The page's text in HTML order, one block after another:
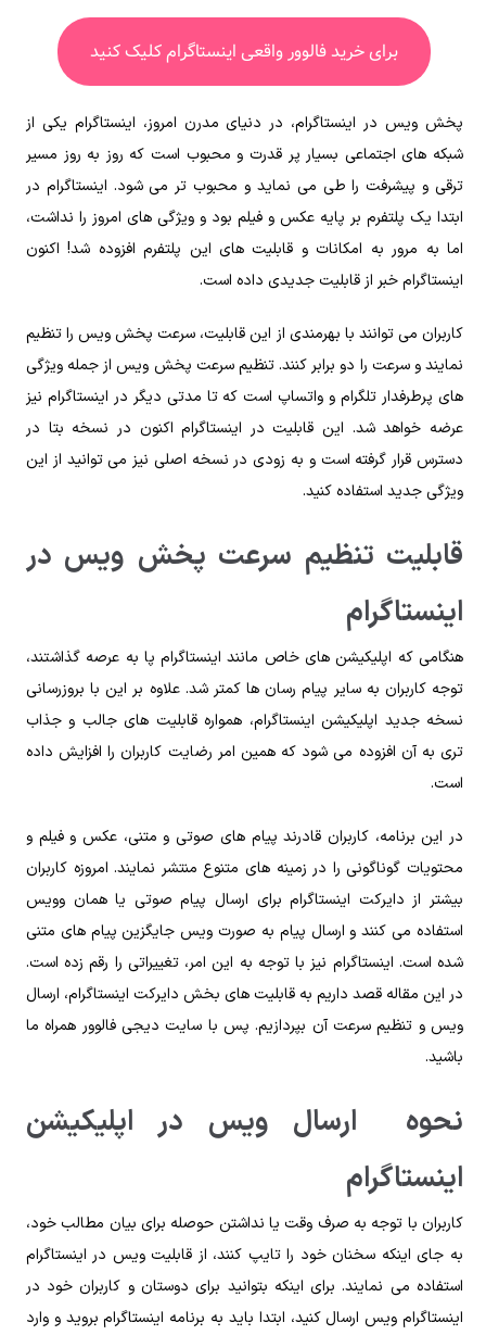
برای خرید فالوور واقعی اینستاگرام کلیک کنید
پخش ویس ‌در اینستاگرام، در دنیای مدرن امروز، اینستاگرام یکی از
شبکه های اجتماعی بسیار پر قدرت و محبوب است که روز به روز مسیر
ترقی و پیشرفت را طی می نماید و محبوب تر می شود. اینستاگرام در
ابتدا یک پلتفرم بر پایه عکس و فیلم بود و ویژگی های امروز را نداشت،
اما به مرور به امکانات و‌ قابلیت های این پلتفرم افزوده شد! اکنون
اینستاگرام خبر از قابلیت جدیدی داده است.
کاربران می توانند با بهرمندی از این قابلیت، سرعت پخش ویس را تنظیم
نمایند و سرعت را دو برابر کنند. تنظیم سرعت پخش ویس از جمله ویژگی
های پرطرفدار تلگرام و واتساپ است که تا مدتی دیگر در اینستاگرام نیز
عرضه خواهد شد. این قابلیت در اینستاگرام اکنون در نسخه بتا در
دسترس قرار گرفته است و به زودی در نسخه اصلی نیز می توانید از این
ویژگی جدید استفاده کنید.
قابلیت تنظیم سرعت پخش ویس ‌در
اینستاگرام
هنگامی که اپلیکیشن های خاص مانند اینستاگرام پا به عرصه گذاشتند،
توجه کاربران به سایر پیام رسان ها کمتر شد. علاوه بر این با بروزرسانی
نسخه جدید اپلیکیشن اینستاگرام، همواره قابلیت های جالب و جذاب
تری به آن افزوده می شود که همین امر رضایت کاربران را افزایش داده
است.
در این برنامه، کاربران قادرند پیام های صوتی و متنی، عکس و فیلم و
محتویات گوناگونی را در زمینه های متنوع منتشر نمایند. امروزه کاربران
بیشتر از دایرکت اینستاگرام برای ارسال پیام صوتی یا همان وویس
استفاده می کنند و ارسال پیام به صورت ویس جایگزین پیام های متنی
شده است. اینستاگرام نیز با توجه به این امر، تغییراتی را رقم زده است.
در این مقاله قصد داریم به قابلیت های بخش دایرکت اینستاگرام، ارسال
ویس و تنظیم سرعت آن بپردازیم. پس با سایت دیجی فالوور همراه ما
باشید.
نحوه ارسال ویس در اپلیکیشن
اینستاگرام
کاربران با توجه به صرف وقت یا نداشتن حوصله برای بیان مطالب خود،
به جای اینکه سخنان خود را تایپ کنند، از قابلیت ویس در اینستاگرام
استفاده می نمایند. برای اینکه بتوانید برای دوستان و کاربران خود در
اینستاگرام ویس ارسال کنید، ابتدا باید به برنامه اینستاگرام بروید و وارد